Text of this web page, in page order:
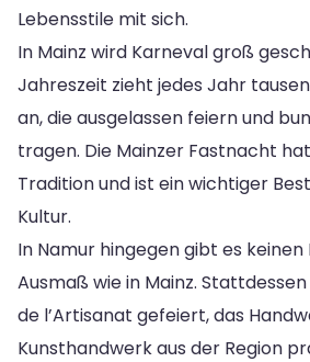
Lebensstile mit sich.
In Mainz wird Karneval groß
Jahreszeit zieht jedes Jahr
an, die ausgelassen feiern und
tragen. Die Mainzer Fastnacht
Tradition und ist ein wichtiger
Kultur.
In Namur hingegen gibt es
Ausmaß wie in Mainz.
de l’Artisanat gefeiert, das
Kunsthandwerk aus der Region